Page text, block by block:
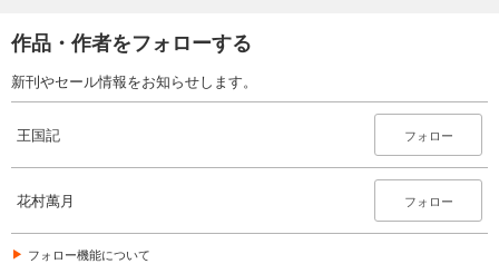
作品・作者をフォローする
新刊やセール情報をお知らせします。
王国記 フォロー
花村萬月 フォロー
フォロー機能について